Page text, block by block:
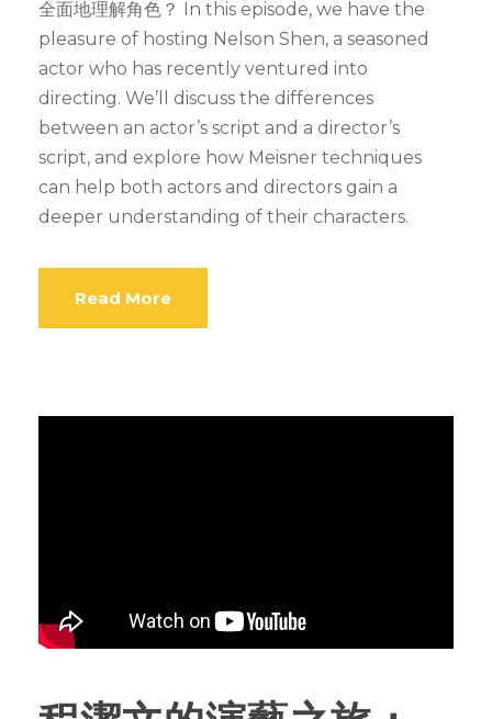
全面地理解角色？ In this episode, we have the
pleasure of hosting Nelson Shen, a seasoned
actor who has recently ventured into
directing. We’ll discuss the differences
between an actor’s script and a director’s
script, and explore how Meisner techniques
can help both actors and directors gain a
deeper understanding of their characters.
Read More